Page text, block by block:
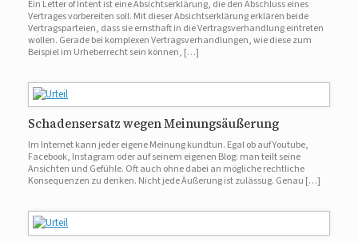
Ein Letter of Intent ist eine Absichtserklärung, die den Abschluss eines
Vertrages vorbereiten soll. Mit dieser Absichtserklärung erklären beide
Vertragsparteien, dass sie ernsthaft in die Vertragsverhandlung eintreten
wollen. Gerade bei komplexen Vertragsverhandlungen, wie diese zum
Beispiel im Urheberrecht sein können, […]
Schadensersatz wegen Meinungsäußerung
Im Internet kann jeder eigene Meinung kundtun. Egal ob auf Youtube,
Facebook, Instagram oder auf seinem eigenen Blog: man teilt seine
Ansichten und Gefühle. Oft auch ohne dabei an mögliche rechtliche
Konsequenzen zu denken. Nicht jede Äußerung ist zulässug. Genau […]